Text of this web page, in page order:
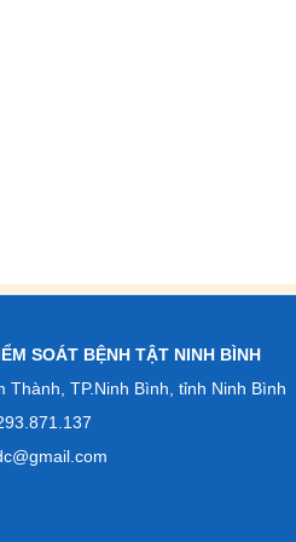
SOÁT BỆNH TẬT NINH BÌNH
TP.Ninh Bình, tỉnh Ninh Bình